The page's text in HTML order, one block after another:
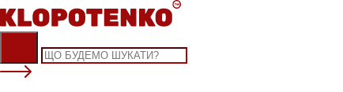
Skip
to
content